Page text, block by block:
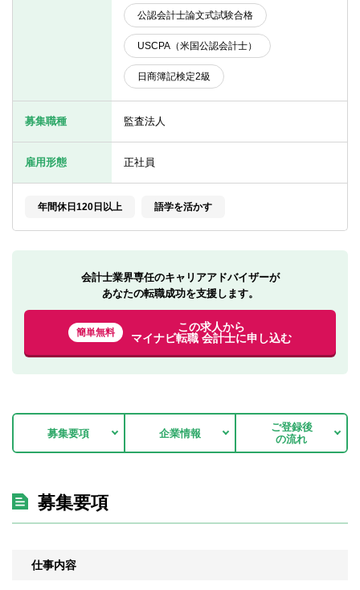
個別転職相談会・セミナー
転職お役立ち情報
非公開求人とは？
公認会計士論文式試験合格
USCPA（米国公認会計士）
日商簿記検定2級
募集職種 監査法人
雇用形態 正社員
年間休日120日以上 語学を活かす
会計士業界専任のキャリアアドバイザーが
あなたの転職成功を支援します。
簡単無料
この求人から
マイナビ転職 会計士に申し込む
募集要項 企業情報
ご登録後
の流れ
募集要項
仕事内容